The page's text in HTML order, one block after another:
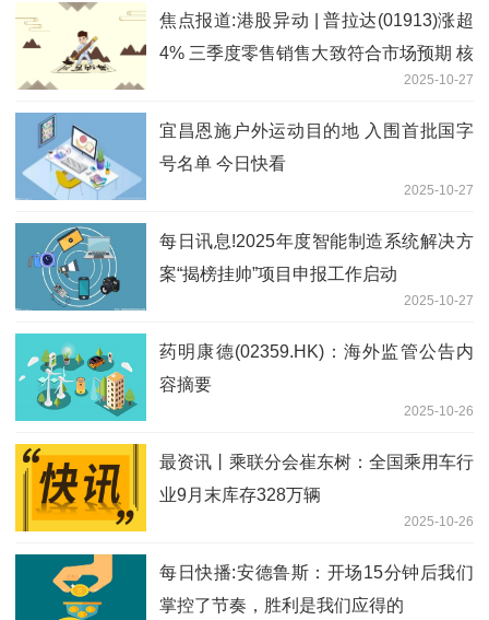
焦点报道:港股异动 | 普拉达(01913)涨超
4% 三季度零售销售大致符合市场预期 核
2025-10-27
宜昌恩施户外运动目的地 入围首批国字
号名单 今日快看
2025-10-27
每日讯息!2025年度智能制造系统解决方
案“揭榜挂帅”项目申报工作启动
2025-10-27
药明康德(02359.HK)：海外监管公告内
容摘要
2025-10-26
最资讯丨乘联分会崔东树：全国乘用车行
业9月末库存328万辆
2025-10-26
每日快播:安德鲁斯：开场15分钟后我们
掌控了节奏，胜利是我们应得的